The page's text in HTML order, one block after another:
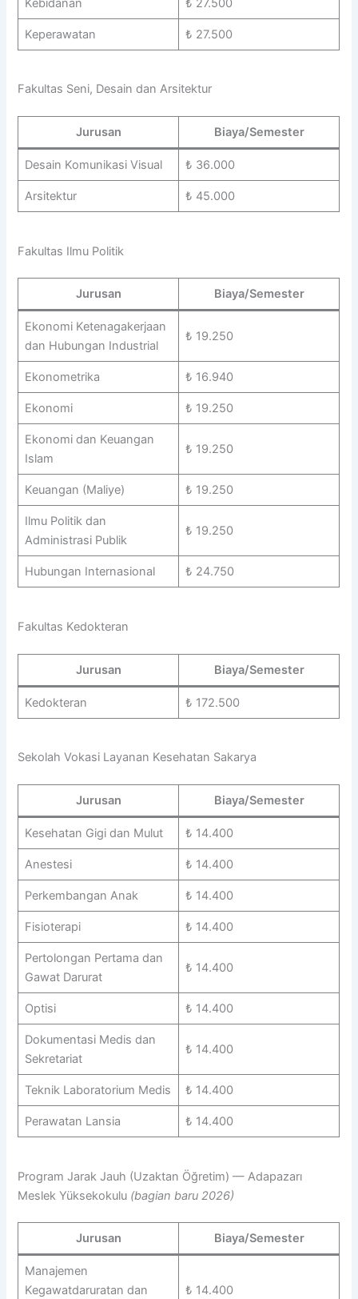
Kebidanan ₺ 27.500
Keperawatan ₺ 27.500
Fakultas Seni, Desain dan Arsitektur
Jurusan Biaya/Semester
Desain Komunikasi Visual ₺ 36.000
Arsitektur ₺ 45.000
Fakultas Ilmu Politik
Jurusan Biaya/Semester
Ekonomi Ketenagakerjaan
dan Hubungan Industrial
₺ 19.250
Ekonometrika ₺ 16.940
Ekonomi ₺ 19.250
Ekonomi dan Keuangan
Islam
₺ 19.250
Keuangan (Maliye) ₺ 19.250
Ilmu Politik dan
Administrasi Publik
₺ 19.250
Hubungan Internasional ₺ 24.750
Fakultas Kedokteran
Jurusan Biaya/Semester
Kedokteran ₺ 172.500
Sekolah Vokasi Layanan Kesehatan Sakarya
Jurusan Biaya/Semester
Kesehatan Gigi dan Mulut ₺ 14.400
Anestesi ₺ 14.400
Perkembangan Anak ₺ 14.400
Fisioterapi ₺ 14.400
Pertolongan Pertama dan
Gawat Darurat
₺ 14.400
Optisi ₺ 14.400
Dokumentasi Medis dan
Sekretariat
₺ 14.400
Teknik Laboratorium Medis ₺ 14.400
Perawatan Lansia ₺ 14.400
Program Jarak Jauh (Uzaktan Öğretim) — Adapazarı
Meslek Yüksekokulu (bagian baru 2026)
Jurusan Biaya/Semester
Manajemen
Kegawatdaruratan dan
₺ 14.400